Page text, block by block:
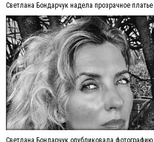
Светлана Бондарчук надела прозрачное
Светлана Бондарчук опубликовала